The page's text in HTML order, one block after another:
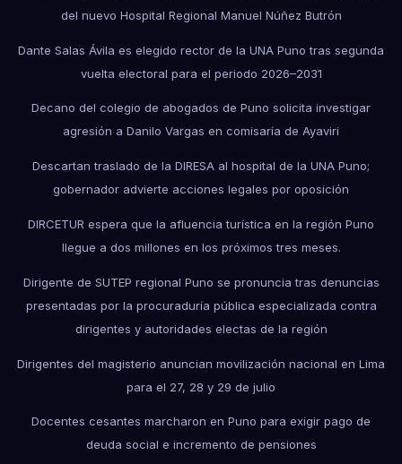
del nuevo Hospital Regional Manuel Núñez Butrón
Dante Salas Ávila es elegido rector de la UNA Puno tras segunda
vuelta electoral para el periodo 2026–2031
Decano del colegio de abogados de Puno solicita investigar
agresión a Danilo Vargas en comisaría de Ayaviri
Descartan traslado de la DIRESA al hospital de la UNA Puno;
gobernador advierte acciones legales por oposición
DIRCETUR espera que la afluencia turística en la región Puno
llegue a dos millones en los próximos tres meses.
Dirigente de SUTEP regional Puno se pronuncia tras denuncias
presentadas por la procuraduría pública especializada contra
dirigentes y autoridades electas de la región
Dirigentes del magisterio anuncian movilización nacional en Lima
para el 27, 28 y 29 de julio
Docentes cesantes marcharon en Puno para exigir pago de
deuda social e incremento de pensiones